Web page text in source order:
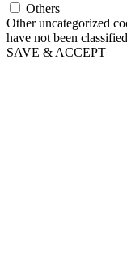
Others
Other uncategorized
have not been
SAVE & ACCEPT